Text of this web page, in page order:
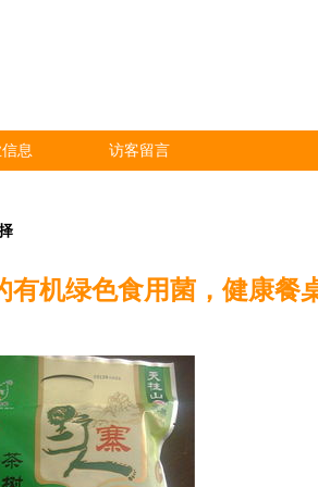
息 访客留言
有机绿色食用菌，健康餐